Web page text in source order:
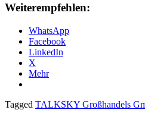
Weiterempfehlen:
WhatsApp
Facebook
LinkedIn
X
Mehr
Tagged TALKSKY Großhandels